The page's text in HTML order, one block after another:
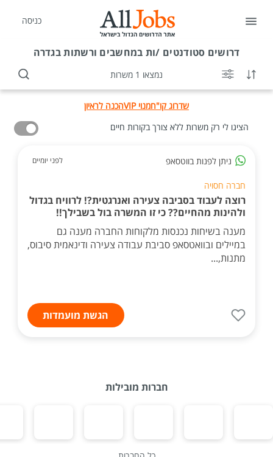
כניסה
דרושים סטודנטים /ות במחשבים ורשתות בגדרה
נמצאו 1 משרות
שדרוג קו"חמנוי VIP
הכנה לראיון
הציגו לי רק משרות ללא צורך בקורות חיים
ניתן לפנות בווטסאפ לפני יומיים
חברה חסויה
רוצה לעבוד בסביבה צעירה ואנרגטית?! לרוויח בגדול
ולהינות מהחיים?? כי זו המשרה בול בשבילך!!
מענה בשיחות נכנסות מלקוחות החברה מענה גם
במיילים ובוואטסאפ סביבת עבודה צעירה ודינאמית סיבוס,
מתנות,...
הגשת מועמדות
חברות מובילות